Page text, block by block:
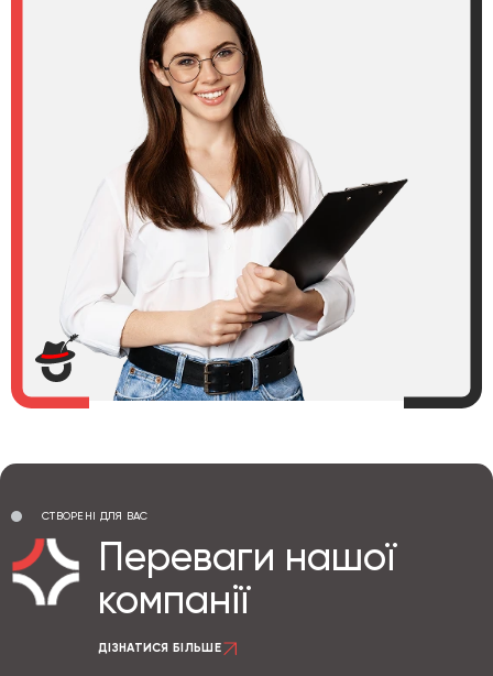
СТВОРЕНІ ДЛЯ ВАС
Переваги нашої
компанії
ДІЗНАТИСЯ БІЛЬШЕ